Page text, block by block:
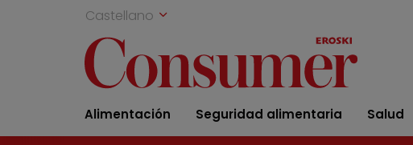
Castellano
Alimentación Seguridad alimentaria Salud